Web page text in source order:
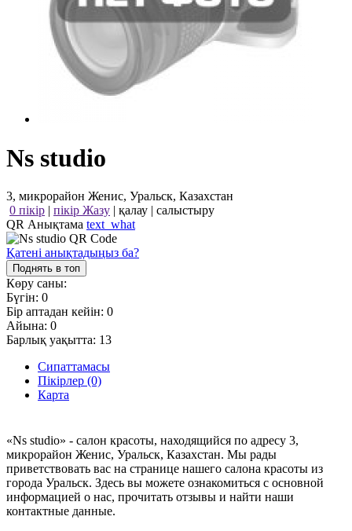
Ns studio
3, микрорайон Женис, Уральск, Казахстан
0 пікір | пікір Жазу | қалау | салыстыру
QR Анықтама text_what
Қатені анықтадыңыз ба?
Поднять в топ
Көру саны:
Бүгін: 0
Бір аптадан кейін: 0
Айына: 0
Барлық уақытта: 13
Сипаттамасы
Пікірлер (0)
Карта
«Ns studio» - салон красоты, находящийся по адресу 3,
микрорайон Женис, Уральск, Казахстан. Мы рады
приветствовать вас на странице нашего салона красоты из
города Уральск. Здесь вы можете ознакомиться с основной
информацией о нас, прочитать отзывы и найти наши
контактные данные.